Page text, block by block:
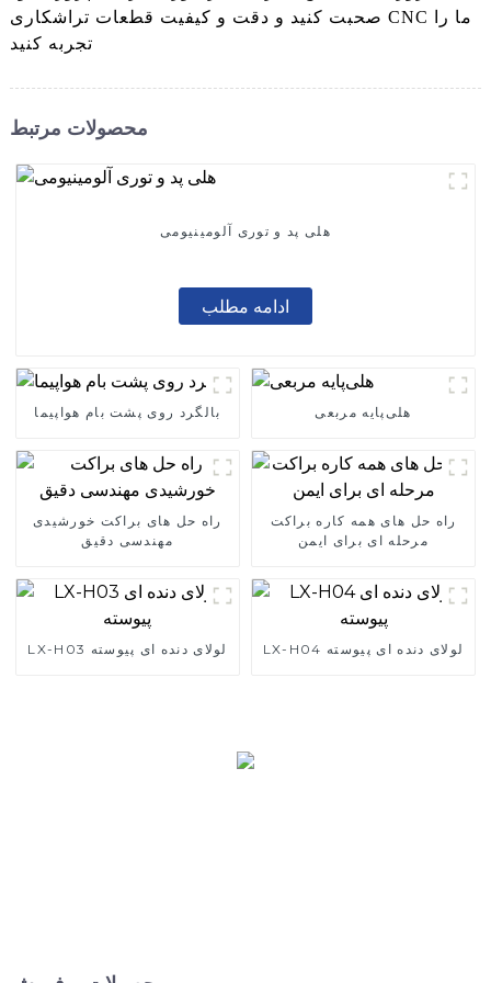
صحبت کنید و دقت و کیفیت قطعات تراشکاری CNC ما را
تجربه کنید
محصولات مرتبط
هلی پد و توری آلومینیومی
ادامه مطلب
بالگرد روی پشت بام هواپیما هلی‌پایه مربعی
راه حل های براکت خورشیدی
مهندسی دقیق
راه حل های همه کاره براکت
مرحله ای برای ایمن
LX-H03 لولای دنده ای پیوسته LX-H04 لولای دنده ای پیوسته